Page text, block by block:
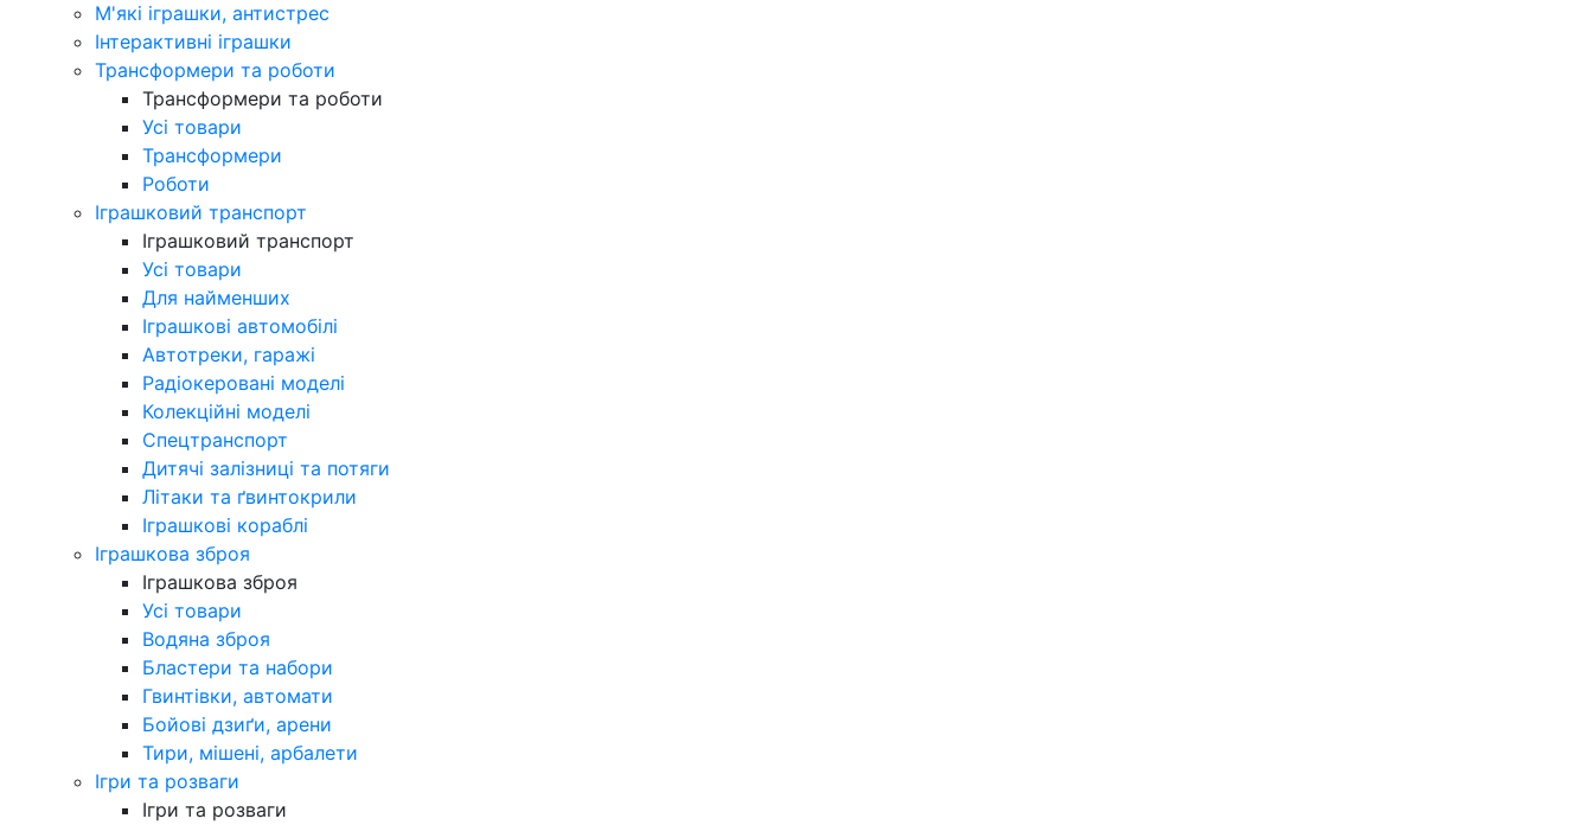
М'які іграшки, антистрес
Інтерактивні іграшки
Трансформери та роботи
Трансформери та роботи
Усі товари
Трансформери
Роботи
Іграшковий транспорт
Іграшковий транспорт
Усі товари
Для найменших
Іграшкові автомобілі
Автотреки, гаражі
Радіокеровані моделі
Колекційні моделі
Спецтранспорт
Дитячі залізниці та потяги
Літаки та ґвинтокрили
Іграшкові кораблі
Іграшкова зброя
Іграшкова зброя
Усі товари
Водяна зброя
Бластери та набори
Гвинтівки, автомати
Бойові дзиґи, арени
Тири, мішені, арбалети
Ігри та розваги
Ігри та розваги